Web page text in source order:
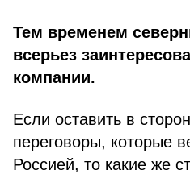
Тем временем
всерьез
компании.
Если оставить в
переговоры, которые
Россией, то какие же